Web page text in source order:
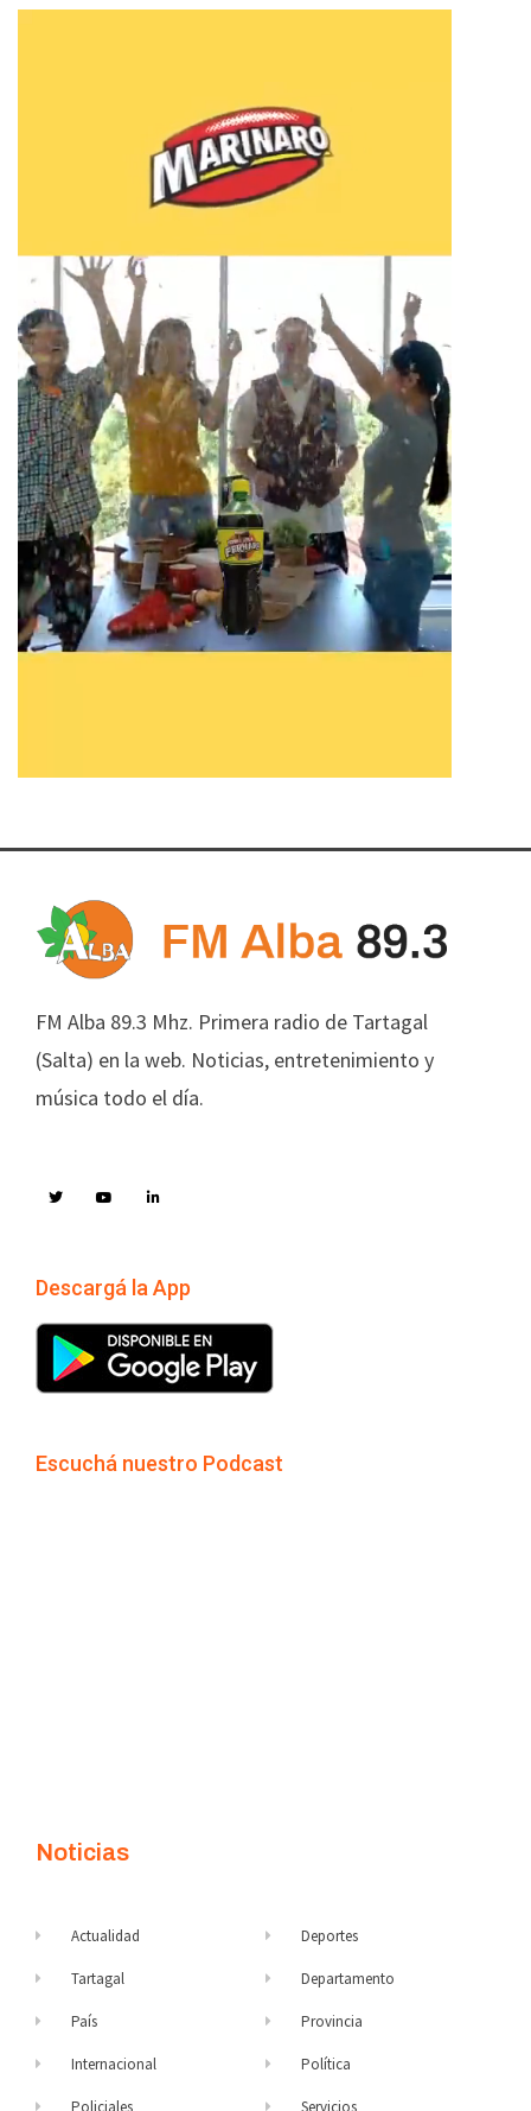
FM Alba 89.3 Mhz. Primera radio de Tartagal
(Salta) en la web. Noticias, entretenimiento y
música todo el día.
Descargá la App
Escuchá nuestro Podcast
Noticias
Actualidad
Tartagal
País
Internacional
Policiales
Deportes
Departamento
Provincia
Política
Servicios